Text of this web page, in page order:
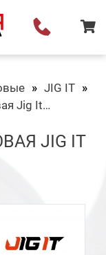
JIG IT
Приманка Силиконовая Jig It Flutter 3.2 020 Squid
JIG IT